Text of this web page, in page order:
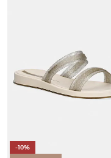
-10%